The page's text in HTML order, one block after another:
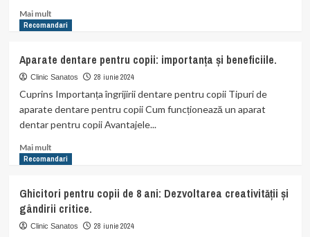
Mai multRead
more
spectacolelor
de
teatru
pentru
în
lor.
Recomandari
Aparate dentare pentru copii: importanța și beneficiile.
Clinic Sanatos 28 iunie 2024
Cuprins Importanța îngrijirii dentare pentru copii Tipuri de
aparate dentare pentru copii Cum funcționează un aparat
dentar pentru copii Avantajele...
Mai multRead
more
dentare
pentru
copii:
Recomandari
Ghicitori pentru copii de 8 ani: Dezvoltarea creativității și
gândirii critice.
Clinic Sanatos 28 iunie 2024